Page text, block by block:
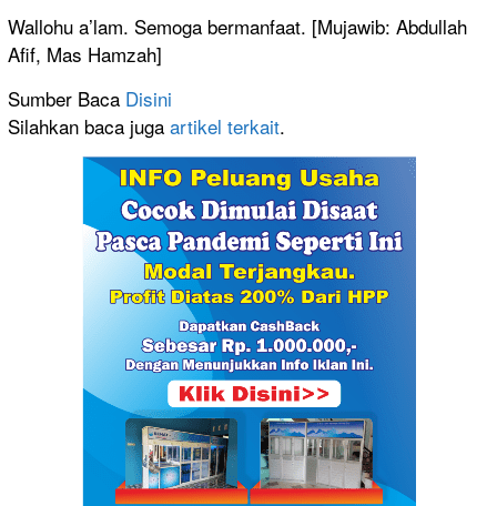
Wallohu a’lam. Semoga bermanfaat. [Mujawib: Abdullah
Afif, Mas Hamzah]
Sumber Baca Disini
Silahkan baca juga artikel terkait.